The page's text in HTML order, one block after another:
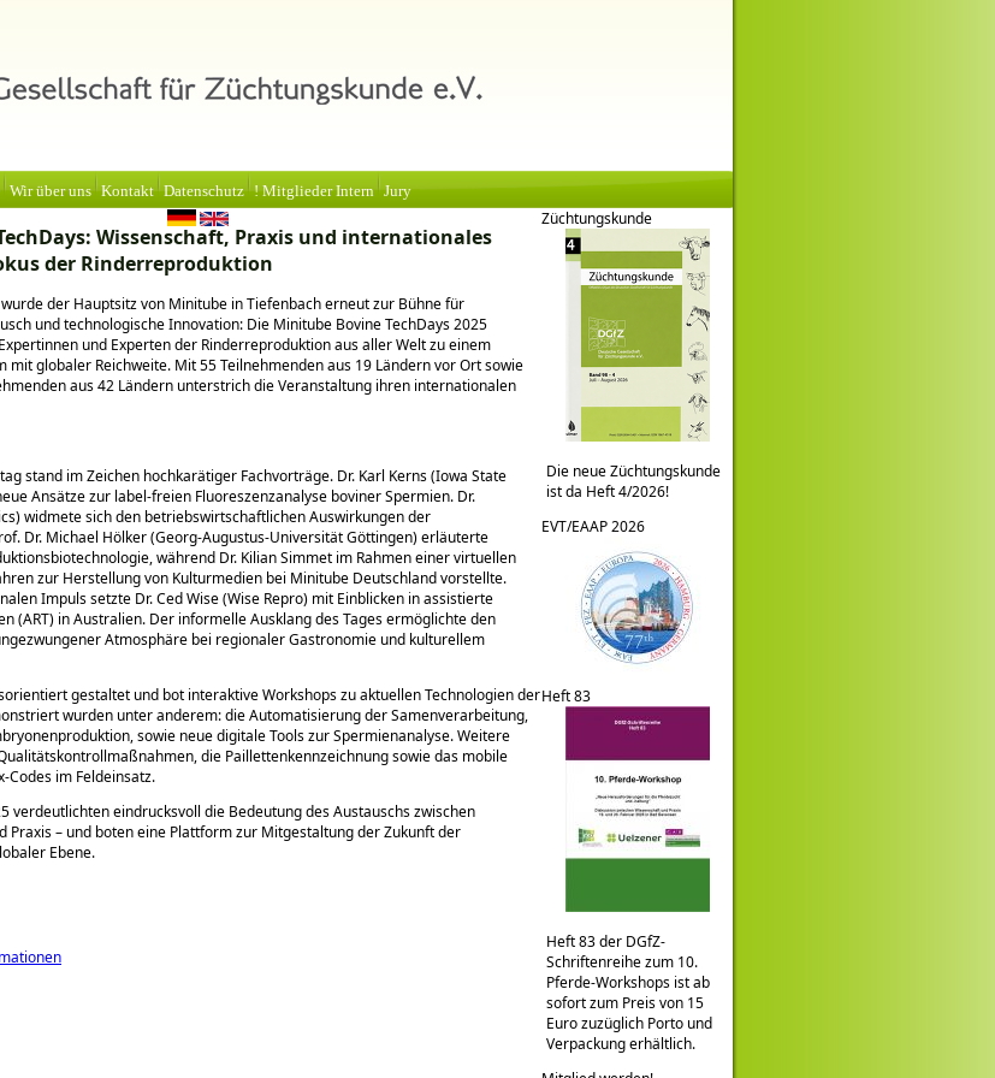
Wir über uns Kontakt Datenschutz ! Mitglieder Intern Jury
Wissenschaft, Praxis und internationales
der Rinderreproduktion
wurde der Hauptsitz von Minitube in Tiefenbach erneut zur Bühne für
und technologische Innovation: Die Minitube Bovine TechDays 2025
und Experten der Rinderreproduktion aus aller Welt zu einem
mit globaler Reichweite. Mit 55 Teilnehmenden aus 19 Ländern vor Ort sowie
aus 42 Ländern unterstrich die Veranstaltung ihren internationalen
stand im Zeichen hochkarätiger Fachvorträge. Dr. Karl Kerns (Iowa State
Ansätze zur label-freien Fluoreszenzanalyse boviner Spermien. Dr.
widmete sich den betriebswirtschaftlichen Auswirkungen der
Dr. Michael Hölker (Georg-Augustus-Universität Göttingen) erläuterte
während Dr. Kilian Simmet im Rahmen einer virtuellen
zur Herstellung von Kulturmedien bei Minitube Deutschland vorstellte.
Impuls setzte Dr. Ced Wise (Wise Repro) mit Einblicken in assistierte
(ART) in Australien. Der informelle Ausklang des Tages ermöglichte den
Atmosphäre bei regionaler Gastronomie und kulturellem
gestaltet und bot interaktive Workshops zu aktuellen Technologien der
wurden unter anderem: die Automatisierung der Samenverarbeitung,
sowie neue digitale Tools zur Spermienanalyse. Weitere
die Paillettenkennzeichnung sowie das mobile
Codes im Feldeinsatz.
verdeutlichten eindrucksvoll die Bedeutung des Austauschs zwischen
Praxis – und boten eine Plattform zur Mitgestaltung der Zukunft der
Ebene.
Züchtungskunde
Die neue Züchtungskunde
ist da Heft 4/2026!
EVT/EAAP 2026
Heft 83
Heft 83 der DGfZ-
Schriftenreihe zum 10.
Pferde-Workshops ist ab
sofort zum Preis von 15
Euro zuzüglich Porto und
Verpackung erhältlich.